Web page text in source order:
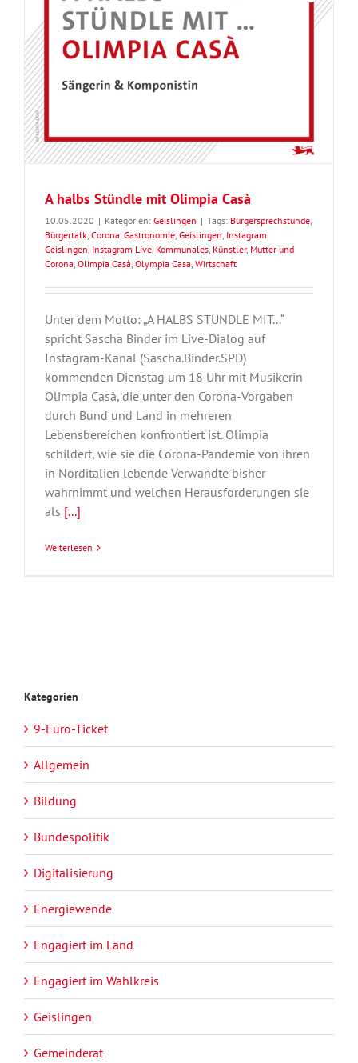
A halbs Stündle mit Olimpia Casà
10.05.2020 | Kategorien: Geislingen | Tags: Bürgersprechstunde,
Bürgertalk, Corona, Gastronomie, Geislingen, Instagram
Geislingen, Instagram Live, Kommunales, Künstler, Mutter und
Corona, Olimpia Casà, Olympia Casa, Wirtschaft
Unter dem Motto: „A HALBS STÜNDLE MIT...“
spricht Sascha Binder im Live-Dialog auf
Instagram-Kanal (Sascha.Binder.SPD)
kommenden Dienstag um 18 Uhr mit Musikerin
Olimpia Casà, die unter den Corona-Vorgaben
durch Bund und Land in mehreren
Lebensbereichen konfrontiert ist. Olimpia
schildert, wie sie die Corona-Pandemie von ihren
in Norditalien lebende Verwandte bisher
wahrnimmt und welchen Herausforderungen sie
als [...]
Weiterlesen
Kategorien
9-Euro-Ticket
Allgemein
Bildung
Bundespolitik
Digitalisierung
Energiewende
Engagiert im Land
Engagiert im Wahlkreis
Geislingen
Gemeinderat